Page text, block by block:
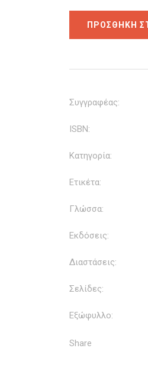
ΠΡΟΣΘΉΚΗ
Συγγραφέας:
ISBN:
Κατηγορία:
Ετικέτα:
Γλώσσα:
Εκδόσεις:
Διαστάσεις:
Σελίδες:
Εξώφυλλο:
Share